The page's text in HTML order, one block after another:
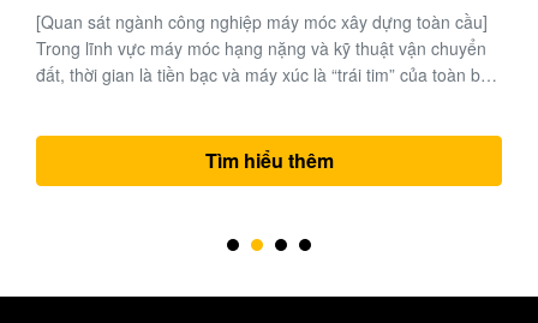
[Quan sát ngành công nghiệp máy móc xây dựng toàn cầu]
Trong lĩnh vực máy móc hạng nặng và kỹ thuật vận chuyển
đất, thời gian là tiền bạc và máy xúc là “trái tim” của toàn bộ
Tìm hiểu thêm